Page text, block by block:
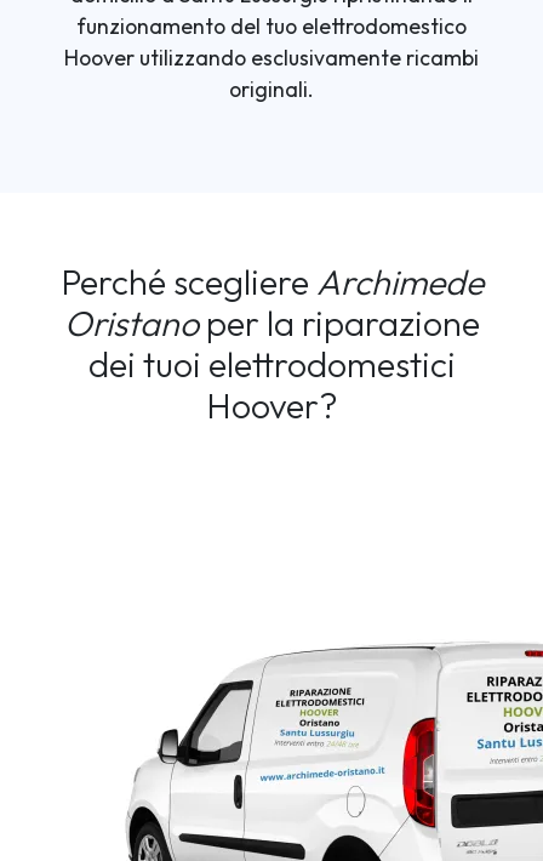
funzionamento del tuo elettrodomestico
Hoover utilizzando esclusivamente ricambi
originali.
Perché scegliere Archimede
Oristanoper la riparazione
dei tuoi elettrodomestici
Hoover?